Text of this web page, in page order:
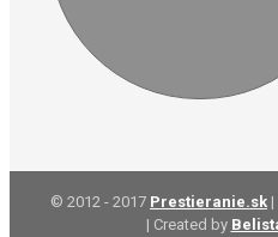
© 2012 - 2017 Prestieranie.sk
| Created by